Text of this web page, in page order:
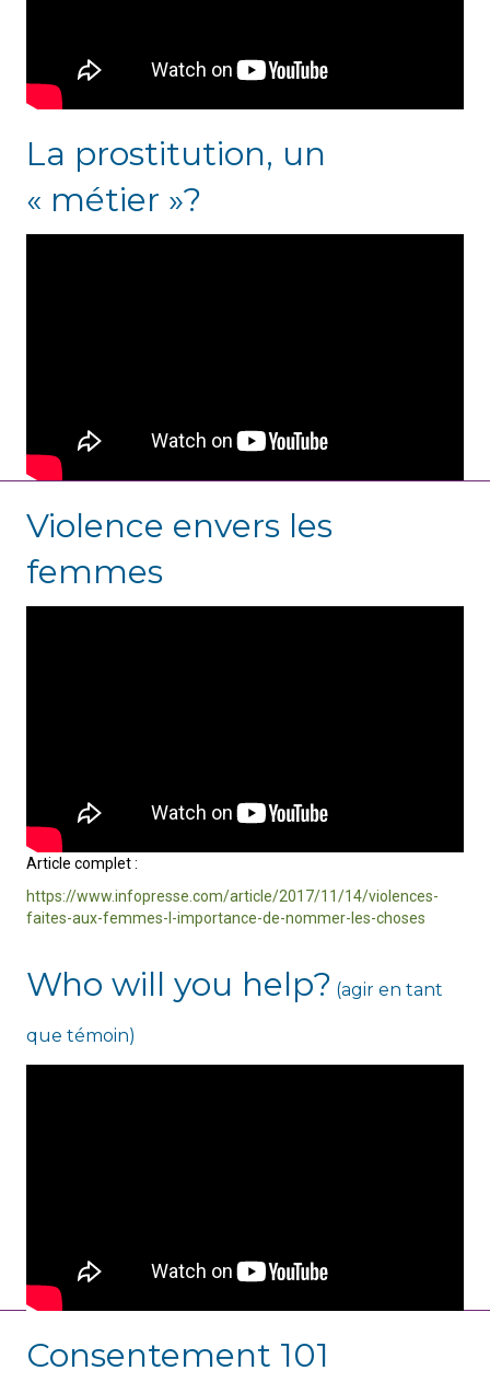
La prostitution, un
« métier »?
Violence envers les
femmes
Article complet :
https://www.infopresse.com/article/2017/11/14/violences-
faites-aux-femmes-l-importance-de-nommer-les-choses
Who will you help? (agir en tant
que témoin)
Consentement 101